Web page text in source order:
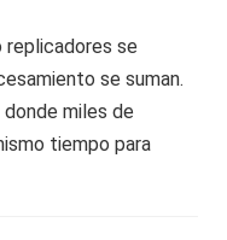
replicadores se
se suman.
miles de
tiempo para